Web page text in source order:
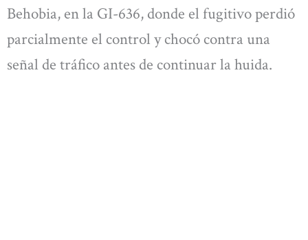
Behobia, en la GI-636, donde el fugitivo perdió
parcialmente el control y chocó contra una
señal de tráfico antes de continuar la huida.